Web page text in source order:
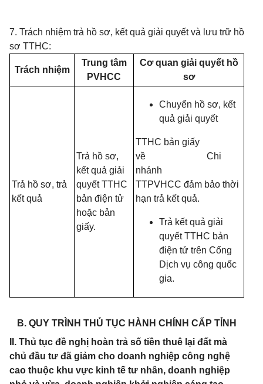
7. Trách nhiệm trả hồ sơ, kết quả giải quyết và lưu trữ hồ
sơ TTHC:
Trách nhiệm
Trung tâm
PVHCC
Cơ quan giải quyết hồ
sơ
Trả hồ sơ, trả
kết quả
Trả hồ sơ,
kết quả giải
quyết TTHC
bản điện tử
hoặc bản
giấy.
Chuyển hồ sơ, kết
quả giải quyết
TTHC bản giấy
về Chi
nhánh
TTPVHCC đảm bảo thời
hạn trả kết quả.
Trả kết quả giải
quyết TTHC bản
điện tử trên Cổng
Dịch vụ công quốc
gia.
B. QUY TRÌNH THỦ TỤC HÀNH CHÍNH CẤP TỈNH
II. Thủ tục đề nghị hoàn trả số tiền thuê lại đất mà
chủ đầu tư đã giảm cho doanh nghiệp công nghệ
cao thuộc khu vực kinh tế tư nhân, doanh nghiệp